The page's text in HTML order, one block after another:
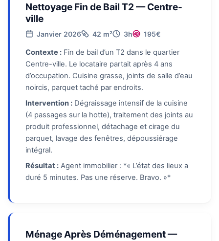
Nettoyage Fin de Bail T2 — Centre-
ville
Janvier 2026 42 m² 3h 195€
Contexte : Fin de bail d’un T2 dans le quartier
Centre-ville. Le locataire partait après 4 ans
d’occupation. Cuisine grasse, joints de salle d’eau
noircis, parquet taché par endroits.
Intervention : Dégraissage intensif de la cuisine
(4 passages sur la hotte), traitement des joints au
produit professionnel, détachage et cirage du
parquet, lavage des fenêtres, dépoussiérage
intégral.
Résultat : Agent immobilier : *« L’état des lieux a
duré 5 minutes. Pas une réserve. Bravo. »*
Ménage Après Déménagement —